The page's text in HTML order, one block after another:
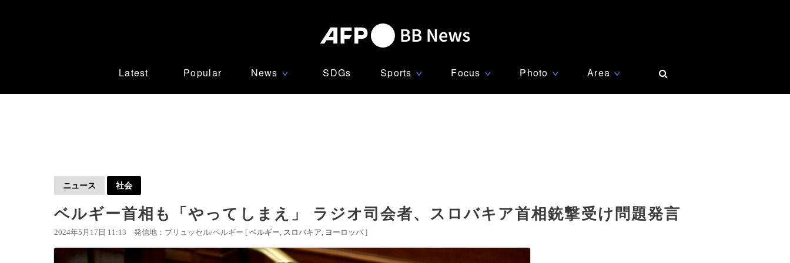
Latest Popular News ∨ SDGs Sports ∨ Focus ∨ Photo ∨ Area ∨
ニュース 社会
ベルギー首相も「やってしまえ」 ラジオ司会者、スロバキア首相銃撃受け問題発言
2024年5月17日 11:13 発信地：ブリュッセル/ベルギー [ ベルギー スロバキア ヨーロッパ ]